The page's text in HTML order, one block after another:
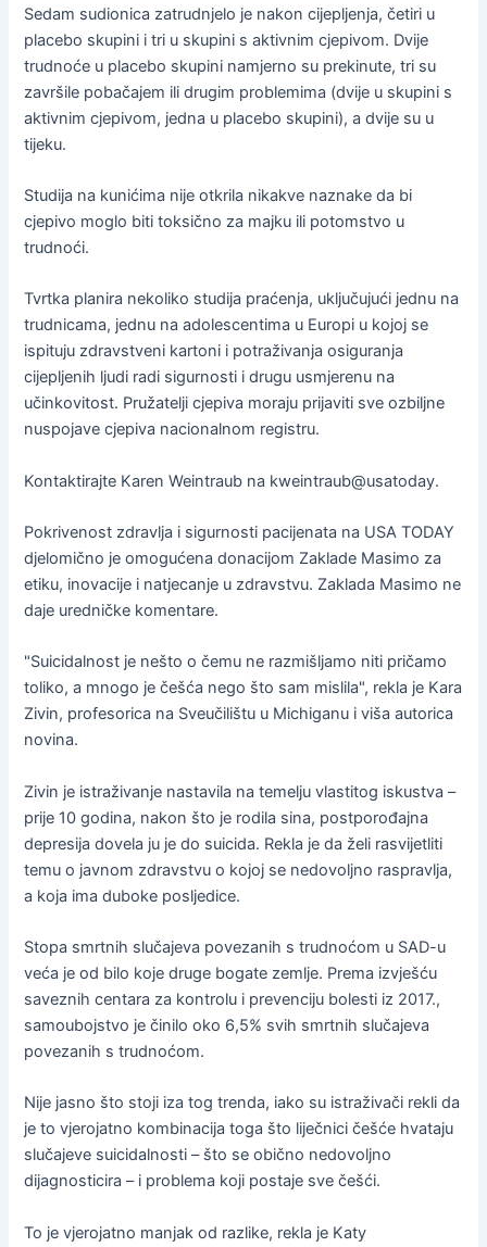
Sedam sudionica zatrudnjelo je nakon cijepljenja, četiri u
placebo skupini i tri u skupini s aktivnim cjepivom. Dvije
trudnoće u placebo skupini namjerno su prekinute, tri su
završile pobačajem ili drugim problemima (dvije u skupini s
aktivnim cjepivom, jedna u placebo skupini), a dvije su u
tijeku.
Studija na kunićima nije otkrila nikakve naznake da bi
cjepivo moglo biti toksično za majku ili potomstvo u
trudnoći.
Tvrtka planira nekoliko studija praćenja, uključujući jednu na
trudnicama, jednu na adolescentima u Europi u kojoj se
ispituju zdravstveni kartoni i potraživanja osiguranja
cijepljenih ljudi radi sigurnosti i drugu usmjerenu na
učinkovitost. Pružatelji cjepiva moraju prijaviti sve ozbiljne
nuspojave cjepiva nacionalnom registru.
Kontaktirajte Karen Weintraub na kweintraub@usatoday.
Pokrivenost zdravlja i sigurnosti pacijenata na USA TODAY
djelomično je omogućena donacijom Zaklade Masimo za
etiku, inovacije i natjecanje u zdravstvu. Zaklada Masimo ne
daje uredničke komentare.
"Suicidalnost je nešto o čemu ne razmišljamo niti pričamo
toliko, a mnogo je češća nego što sam mislila", rekla je Kara
Zivin, profesorica na Sveučilištu u Michiganu i viša autorica
novina.
Zivin je istraživanje nastavila na temelju vlastitog iskustva –
prije 10 godina, nakon što je rodila sina, postporođajna
depresija dovela ju je do suicida. Rekla je da želi rasvijetliti
temu o javnom zdravstvu o kojoj se nedovoljno raspravlja,
a koja ima duboke posljedice.
Stopa smrtnih slučajeva povezanih s trudnoćom u SAD-u
veća je od bilo koje druge bogate zemlje. Prema izvješću
saveznih centara za kontrolu i prevenciju bolesti iz 2017.,
samoubojstvo je činilo oko 6,5% svih smrtnih slučajeva
povezanih s trudnoćom.
Nije jasno što stoji iza tog trenda, iako su istraživači rekli da
je to vjerojatno kombinacija toga što liječnici češće hvataju
slučajeve suicidalnosti – što se obično nedovoljno
dijagnosticira – i problema koji postaje sve češći.
To je vjerojatno manjak od razlike, rekla je Katy